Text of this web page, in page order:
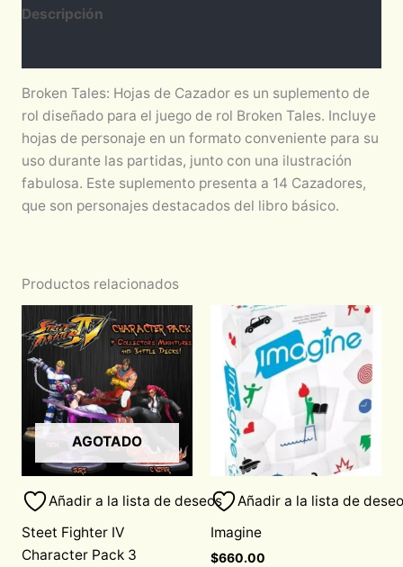
Descripción
Broken Tales: Hojas de Cazador es un suplemento de
rol diseñado para el juego de rol Broken Tales. Incluye
hojas de personaje en un formato conveniente para su
uso durante las partidas, junto con una ilustración
fabulosa. Este suplemento presenta a 14 Cazadores,
que son personajes destacados del libro básico.
Productos relacionados
AGOTADO
Añadir a la lista de deseos
Steet Fighter IV
Character Pack 3
Añadir a la lista de
Imagine
$660.00